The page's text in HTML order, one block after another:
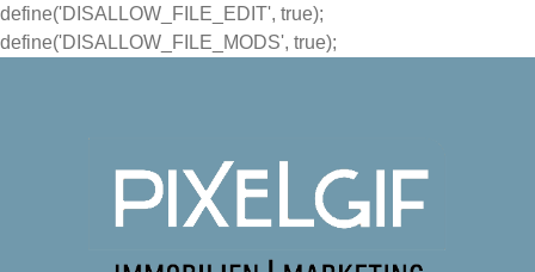
define('DISALLOW_FILE_EDIT', true);
define('DISALLOW_FILE_MODS', true);